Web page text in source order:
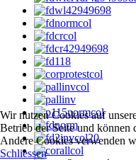
Wir nutzen Cookies auf
Betrieb der Seite und können
Andere Cookies verwenden
Schliessen